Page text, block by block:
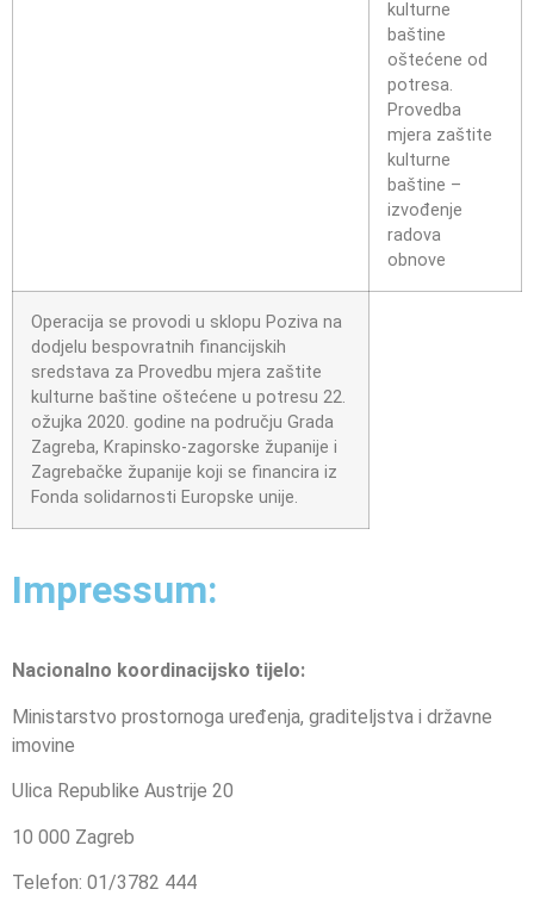
kulturne
baštine
oštećene od
potresa.
Provedba
mjera zaštite
kulturne
baštine –
izvođenje
radova
obnove
Operacija se provodi u sklopu Poziva na
dodjelu bespovratnih financijskih
sredstava za Provedbu mjera zaštite
kulturne baštine oštećene u potresu 22.
ožujka 2020. godine na području Grada
Zagreba, Krapinsko-zagorske županije i
Zagrebačke županije koji se financira iz
Fonda solidarnosti Europske unije.
Impressum:
Nacionalno koordinacijsko tijelo:
Ministarstvo prostornoga uređenja, graditeljstva i državne
imovine
Ulica Republike Austrije 20
10 000 Zagreb
Telefon: 01/3782 444